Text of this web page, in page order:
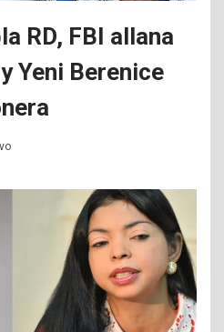
RD, FBI allana
Yeni Berenice